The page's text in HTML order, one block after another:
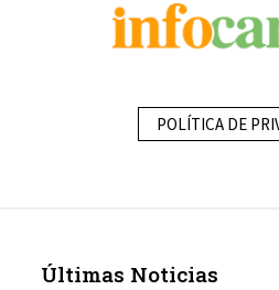
POLÍTICA DE
Últimas Noticias